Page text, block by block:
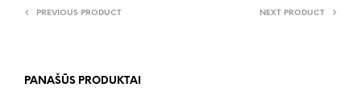
PREVIOUS PRODUCT NEXT PRODUCT
PANAŠŪS PRODUKTAI